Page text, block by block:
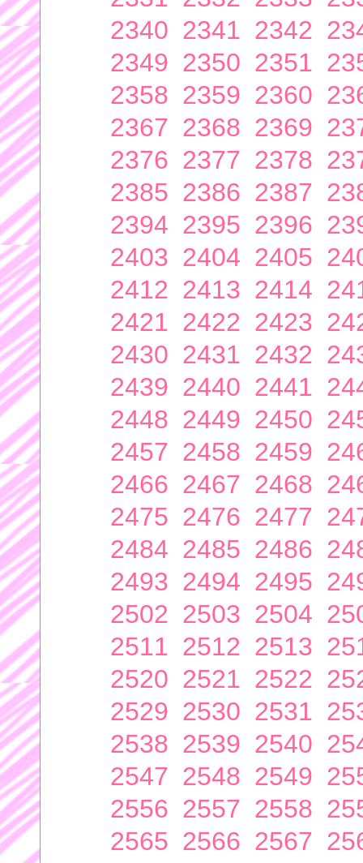
2340 2341 2342
2349 2350 2351
2358 2359 2360
2367 2368 2369
2376 2377 2378
2385 2386 2387
2394 2395 2396
2403 2404 2405
2412 2413 2414
2421 2422 2423
2430 2431 2432
2439 2440 2441
2448 2449 2450
2457 2458 2459
2466 2467 2468
2475 2476 2477
2484 2485 2486
2493 2494 2495
2502 2503 2504
2511 2512 2513
2520 2521 2522
2529 2530 2531
2538 2539 2540
2547 2548 2549
2556 2557 2558
2565 2566 2567